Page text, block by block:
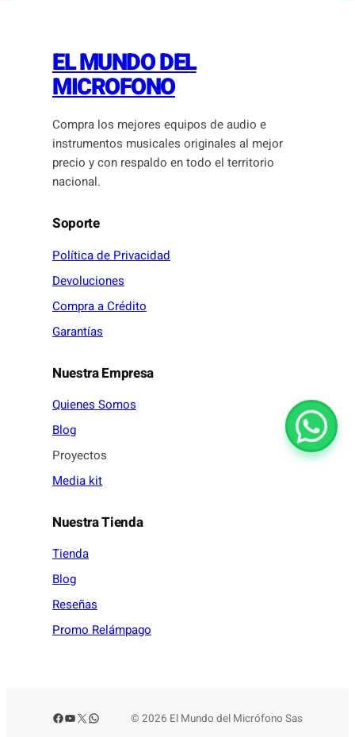
EL MUNDO DEL
MICROFONO
Compra los mejores equipos de audio e
instrumentos musicales originales al mejor
precio y con respaldo en todo el territorio
nacional.
Soporte
Política de Privacidad
Devoluciones
Compra a Crédito
Garantías
Nuestra Empresa
Quienes Somos
Blog
Proyectos
Media kit
Nuestra Tienda
Tienda
Blog
Reseñas
Promo Relámpago
Facebook
YouTube
X WhatsApp© 2026 El Mundo del Micrófono Sas